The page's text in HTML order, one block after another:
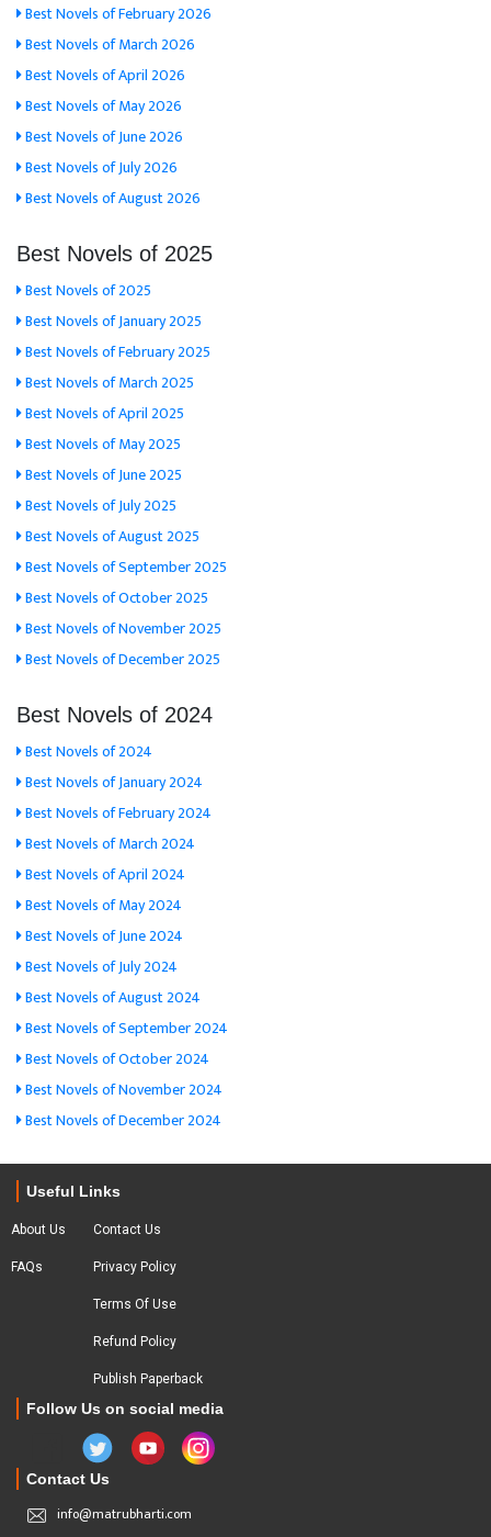
Best Novels of February 2026
Best Novels of March 2026
Best Novels of April 2026
Best Novels of May 2026
Best Novels of June 2026
Best Novels of July 2026
Best Novels of August 2026
Best Novels of 2025
Best Novels of 2025
Best Novels of January 2025
Best Novels of February 2025
Best Novels of March 2025
Best Novels of April 2025
Best Novels of May 2025
Best Novels of June 2025
Best Novels of July 2025
Best Novels of August 2025
Best Novels of September 2025
Best Novels of October 2025
Best Novels of November 2025
Best Novels of December 2025
Best Novels of 2024
Best Novels of 2024
Best Novels of January 2024
Best Novels of February 2024
Best Novels of March 2024
Best Novels of April 2024
Best Novels of May 2024
Best Novels of June 2024
Best Novels of July 2024
Best Novels of August 2024
Best Novels of September 2024
Best Novels of October 2024
Best Novels of November 2024
Best Novels of December 2024
Useful Links
About Us
FAQs
Contact Us
Privacy Policy
Terms Of Use
Refund Policy
Publish Paperback
Follow Us on social media
Contact Us
info@matrubharti.com